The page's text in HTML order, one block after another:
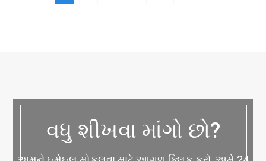
વધુ શીખવા માંગો છો?